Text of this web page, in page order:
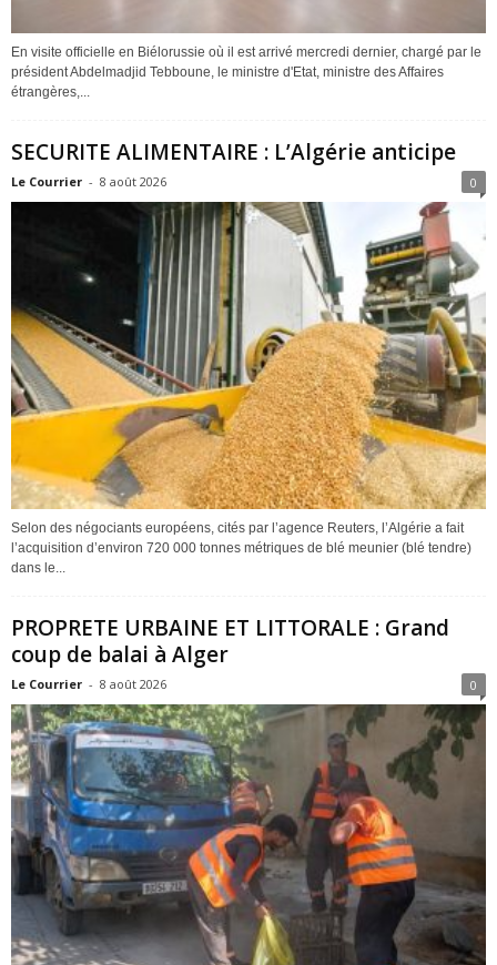
En visite officielle en Biélorussie où il est arrivé mercredi dernier, chargé par le
président Abdelmadjid Tebboune, le ministre d'Etat, ministre des Affaires
étrangères,...
SECURITE ALIMENTAIRE : L’Algérie anticipe
Le Courrier - 8 août 2026 0
Selon des négociants européens, cités par l’agence Reuters, l’Algérie a fait
l’acquisition d’environ 720 000 tonnes métriques de blé meunier (blé tendre)
dans le...
PROPRETE URBAINE ET LITTORALE : Grand
coup de balai à Alger
Le Courrier - 8 août 2026 0